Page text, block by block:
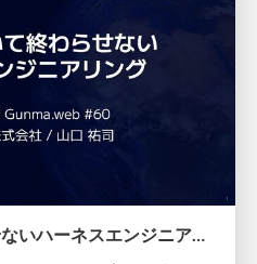
ルールを書いて終わらせないハーネスエンジニアリング